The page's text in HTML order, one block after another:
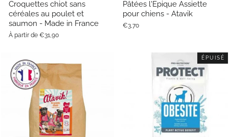
Croquettes chiot sans
céréales au poulet et
saumon - Made in France
À partir de €31,90
Pâtées l'Epique Assiette
pour chiens - Atavik
€3,70
ÉPUISÉ